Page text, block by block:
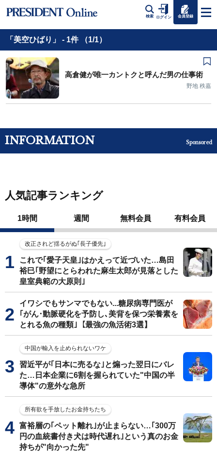
検索 ログイン 会員登録
「美空ひばり」 - 1件 （1/1）
高倉健が唯一カントクと呼んだ男の仕事術
野地 秩嘉
INFORMATION Sponsored
人気記事ランキング
1時間 週間 無料会員 有料会員
改正されど揺るがぬ｢長子優先｣
これで｢愛子天皇｣はかえって近づいた…島田
裕巳｢野望にとらわれた麻生太郎が見落とした
皇室典範の大原則｣
イワシでもサンマでもない...糖尿病専門医が
｢がん･動脈硬化を予防し､美背を保つ栄養素を
とれる魚の種類｣【最強の魚活術3選】
中国が輸入を止められないワケ
習近平が｢日本に売るな｣と煽った翌日にバレ
た…日本企業に6割を握られていた"中国の半
導体"の意外な急所
所有欲を手放したお金持ちたち
富裕層の｢ペット離れ｣が止まらない…｢300万
円の血統書付き犬は時代遅れ｣という真のお金
持ちが"向かった先"